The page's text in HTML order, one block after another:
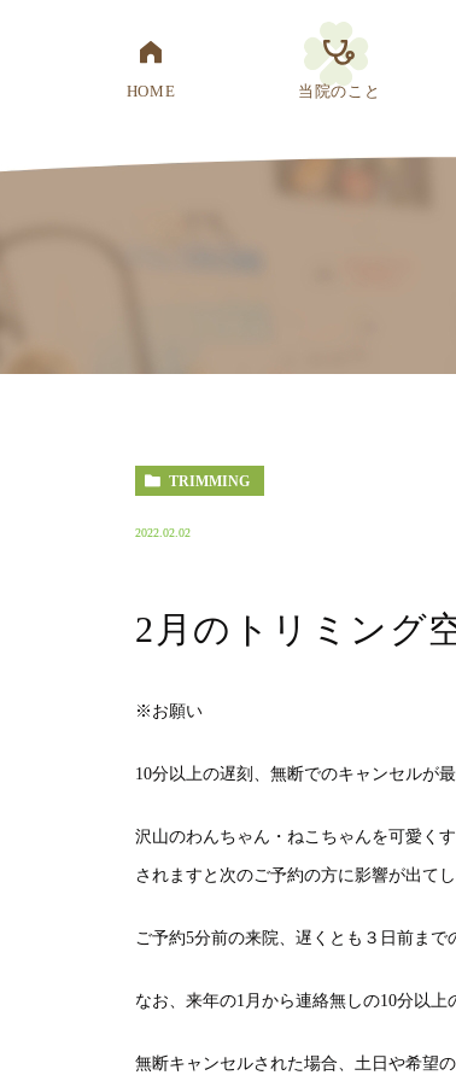
HOME 当院のこと
TRIMMING
2022.02.02
2月のトリミング
※ お願い
10分以上の遅刻、無断でのキャンセルが最
沢山のわんちゃん・ねこちゃんを可愛く
されますと次のご予約の方に影響が出てし
ご予約5分前の来院、遅くとも３日前まで
なお、来年の1 月から連絡無しの10分以上
無断キャンセルされた場合、土日や希望